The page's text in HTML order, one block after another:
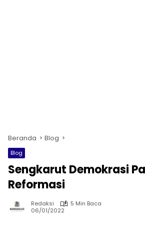
Beranda Blog
Blog
Sengkarut Demokrasi
Reformasi
Redaksi
5 Min Baca
06/01/2022